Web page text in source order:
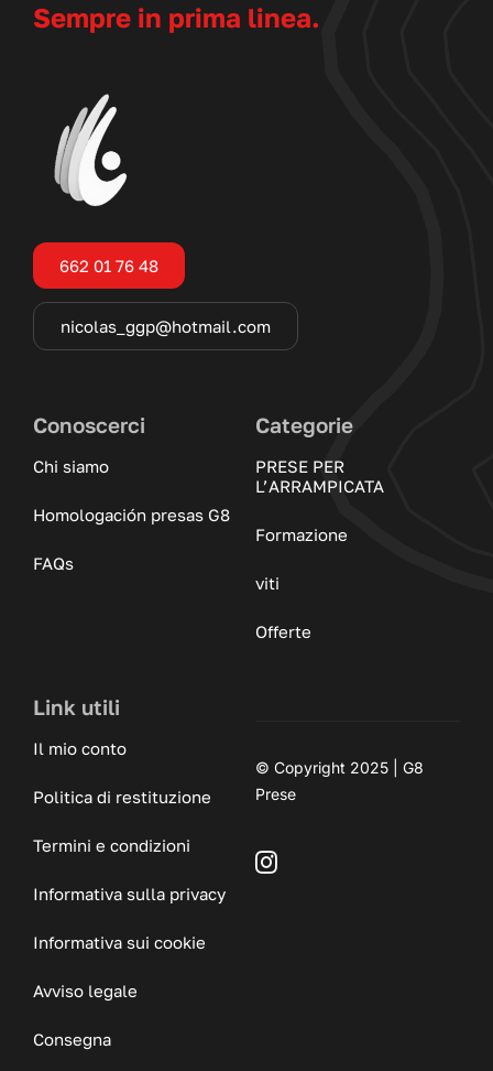
Sempre in prima linea.
662 01 76 48
nicolas_ggp@hotmail.com
Conoscerci
Chi siamo
Homologación presas G8
FAQs
Categorie
PRESE PER
L’ARRAMPICATA
Formazione
viti
Offerte
Link utili
Il mio conto
Politica di restituzione
Termini e condizioni
Informativa sulla privacy
Informativa sui cookie
Avviso legale
Consegna
© Copyright 2025 | G8
Prese